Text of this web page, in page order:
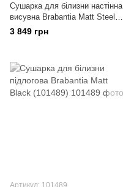
Сушарка для білизни настінна
висувна Brabantia Matt Steel
(385766)
3 849 грн
Артикул: 101489